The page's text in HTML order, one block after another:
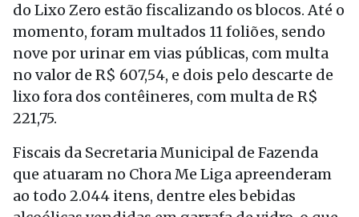
do Lixo Zero estão fiscalizando os blocos. Até o
momento, foram multados 11 foliões, sendo
nove por urinar em vias públicas, com multa
no valor de R$ 607,54, e dois pelo descarte de
lixo fora dos contêineres, com multa de R$
221,75.
Fiscais da Secretaria Municipal de Fazenda
que atuaram no Chora Me Liga apreenderam
ao todo 2.044 itens, dentre eles bebidas